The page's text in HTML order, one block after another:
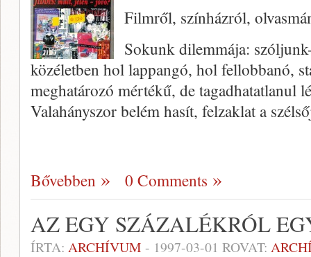
Filmről, színházról,
Sokunk dilemmája:
közéletben hol lappangó, hol fellobbanó,
meghatározó mértékű, de tagadhatatlanul
Valahányszor belém hasít, felzaklat a
Bővebben 0 Comments
AZ EGY SZÁZALÉKRÓL
ÍRTA: ARCHÍVUM - 1997-03-01 ROVAT: